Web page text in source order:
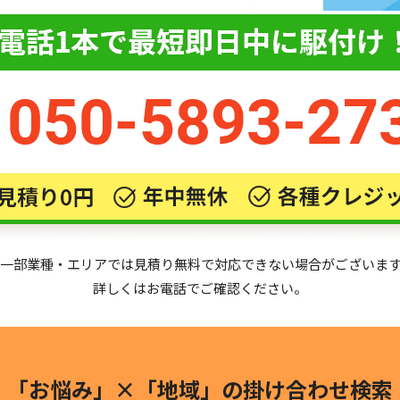
部業種・エリアでは見積り無料で対応できない場合がございま
詳しくはお電話でご確認ください。
「お悩み」×「地域」の掛け合わせ検索